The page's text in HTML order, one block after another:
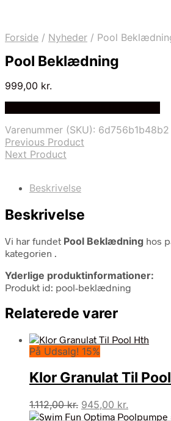
Forside / Nyheder / Pool
Pool Beklædning
999,00 kr.
Varenummer (SKU): 6d756b1b48b2
Previous Product
Next Product
Beskrivelse
Beskrivelse
Vi har fundet Pool Beklædning hos
kategorien .
Yderlige produktinformationer:
Produkt id: pool-beklædning
Relaterede varer
På Udsalg! 15%
Klor Granulat Til
1.112,00kr. Den
oprindelige
945,00 kr.
aktuelle